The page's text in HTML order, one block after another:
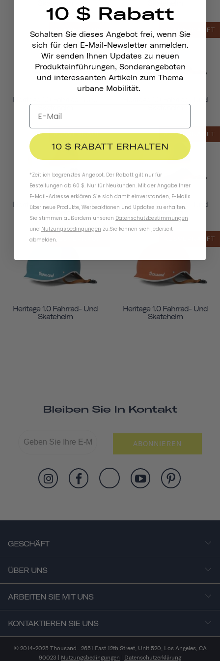
Heritage 1.0 Fahrrad- Und
AUSVERKAUFT
Heritage 1.0 Fahrrad- Und
AUSVERKAUFT
Heritage 1.0 Fahrrad- Und
AUSVERKAUFT
Heritage 1.0 Fahrrad- Und
AUSVERKAUFT
Heritage 1.0 Fahrrad- Und
Skatehelm
AUSVERKAUFT
Heritage 1.0 Fahrrad- Und
Skatehelm
Bleiben Sie In Kontakt
ABONNIEREN
GESCHÄFT
ÜBER UNS
ARBEITEN SIE MIT UNS
KONTAKTIEREN SIE UNS
© 2014-2025 Thousand . 2651 East 12th Street, Unit 520, Los Angeles, CA
90023 | Nutzungsbedingungen | Datenschutzerklärung
10 $ Rabatt
Schalten Sie dieses Angebot frei, wenn Sie
sich für den E-Mail-Newsletter anmelden.
Wir senden Ihnen Updates zu neuen
Produkteinführungen, Sonderangeboten
und interessanten Artikeln zum Thema
urbane Mobilität.
10 $ RABATT ERHALTEN
*Zeitlich begrenztes Angebot. Der Rabatt gilt nur für
Bestellungen ab 60 $. Nur für Neukunden. Mit der Angabe Ihrer
E-Mail-Adresse erklären Sie sich damit einverstanden, E-Mails
über neue Produkte, Werbeaktionen und Updates zu erhalten.
Sie stimmen außerdem unseren Datenschutzbestimmungen
und Nutzungsbedingungen zu.Sie können sich jederzeit
abmelden.